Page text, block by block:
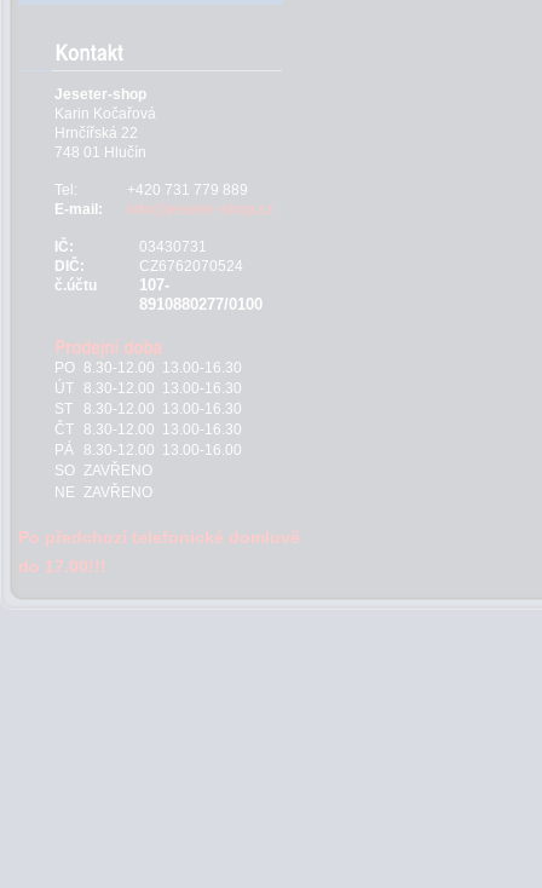
Jeseter-shop
Karin Kočařová
Hrnčířská 22
748 01 Hlučín
Tel:
+420 731 779 889
E-mail:
info@jeseter-shop.cz
IČ:
03430731
DIČ:
CZ6762070524
č.účtu
107-
8910880277/0100
PO 8.30-12.00 13.00-16.30
ÚT
8.30-12.00 13.00-16.30
ST
8.30-12.00 13.00-16.30
ČT
8.30-12.00 13.00-16.30
PÁ
8.30-12.00 13.00-16.00
SO ZAVŘENO
NE ZAVŘENO
Po předchozí telefonické domluvě
do 17.00!!!